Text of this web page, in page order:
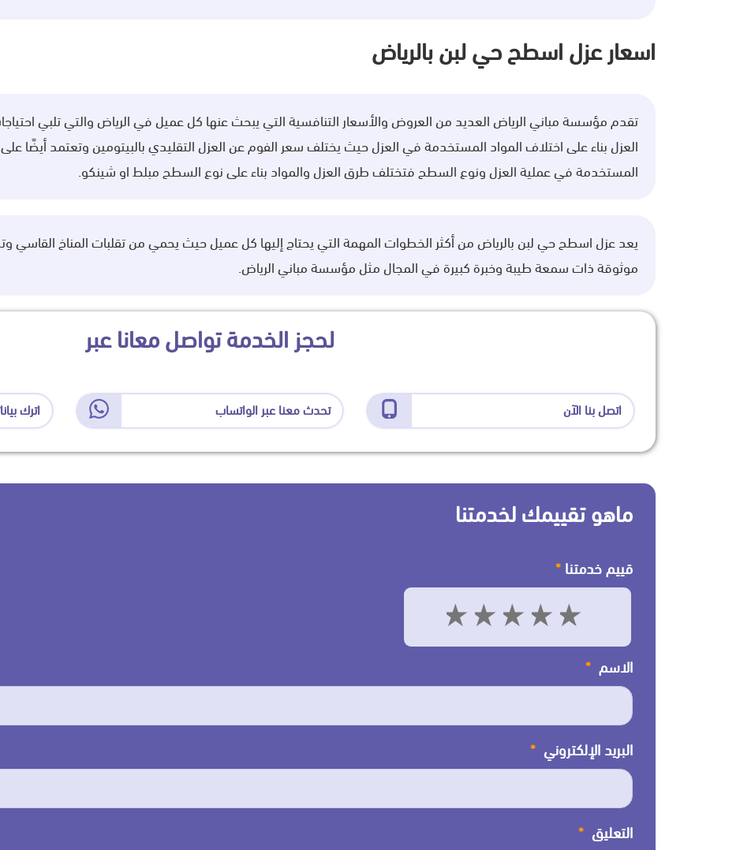
اسعار عزل اسطح حي لبن بالرياض
تقدم مؤسسة مباني الرياض العديد من العروض والأسعار التنافسية التي يبحث عنها كل عميل في الرياض والتي تلبي
العزل بناء على اختلاف المواد المستخدمة في العزل حيث يختلف سعر الفوم عن العزل التقليدي بالبيتومين وتعتمد أيضًا
المستخدمة في عملية العزل ونوع السطح فتختلف طرق العزل والمواد بناء على نوع السطح مبلط او شينكو.
يعد عزل اسطح حي لبن بالرياض من أكثر الخطوات المهمة التي يحتاج إليها كل عميل حيث يحمي من تقلبات المناخ القاسي
موثوقة ذات سمعة طيبة وخبرة كبيرة في المجال مثل مؤسسة مباني الرياض.
لحجز الخدمة تواصل معانا عبر
اتصل بنا الآن تحدث معنا عبر الواتساب اترك
ماهو تقييمك لخدمتنا
قييم خدمتنا *
4 3 2 1
الاسم *
البريد الإلكتروني *
التعليق *